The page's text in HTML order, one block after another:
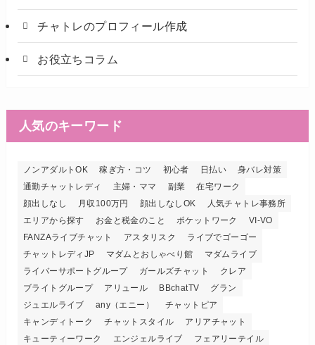
チャトレのプロフィール作成
お役立ちコラム
人気のキーワード
ノンアダルトOK 稼ぎ方・コツ 初心者 日払い
身バレ対策
通勤チャットレディ
主婦・ママ 副業
在宅ワーク
顔出しなし
月収100万円 顔出しなしOK
人気チャトレ事務所
エリアから探す
お金と税金のこと ポケットワーク
VI-VO
FANZAライブチャット
アスタリスク
ライブでゴーゴー
チャットレディJP
マダムとおしゃべり館
マダムライブ
ライバーサポートグループ
ガールズチャット
クレア
ブライトグループ
アリュール BBchatTV
グラン
ジュエルライブ
any（エニー）
チャットピア
キャンディトーク
チャットスタイル
アリアチャット
キューティーワーク
エンジェルライブ フェアリーテイル